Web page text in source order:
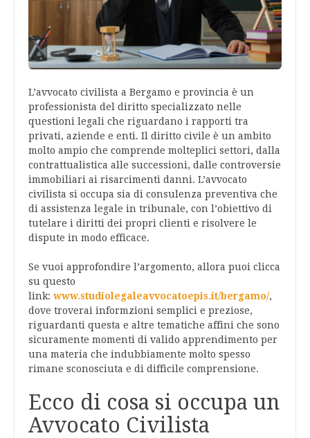
L’avvocato civilista a Bergamo e provincia è un
professionista del diritto specializzato nelle
questioni legali che riguardano i rapporti tra
privati, aziende e enti. Il diritto civile è un ambito
molto ampio che comprende molteplici settori, dalla
contrattualistica alle successioni, dalle controversie
immobiliari ai risarcimenti danni. L’avvocato
civilista si occupa sia di consulenza preventiva che
di assistenza legale in tribunale, con l’obiettivo di
tutelare i diritti dei propri clienti e risolvere le
dispute in modo efficace.
Se vuoi approfondire l’argomento, allora puoi clicca
su questo
link: www.studiolegaleavvocatoepis.it/bergamo/,
dove troverai informzioni semplici e preziose,
riguardanti questa e altre tematiche affini che sono
sicuramente momenti di valido apprendimento per
una materia che indubbiamente molto spesso
rimane sconosciuta e di difficile comprensione.
Ecco di cosa si occupa un
Avvocato Civilista